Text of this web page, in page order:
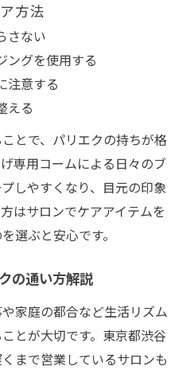
方法
さない
ングを使用する
注意する
える
とで、パリエクの持ちが格
専用コームによる日々のブ
しやすくなり、目元の印象
はサロンでケアアイテムを
選ぶと安心です。
の通い方解説
家庭の都合など生活リズム
とが大切です。東京都渋谷
まで営業しているサロンも